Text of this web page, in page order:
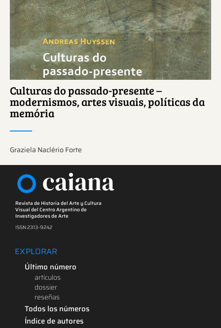
Ver más sobre este tema.
Culturas do passado-presente –
modernismos, artes visuais, políticas da
memória
Graziela Naclério Forte
caiana
Revista de Historia del Arte y Cultura
Visual del Centro Argentino de
Investigadores de Arte
ISSN 2313-9242
EXPLORAR
Último número
artículos
dossier
reseñas
Todos los números
Índice de autores